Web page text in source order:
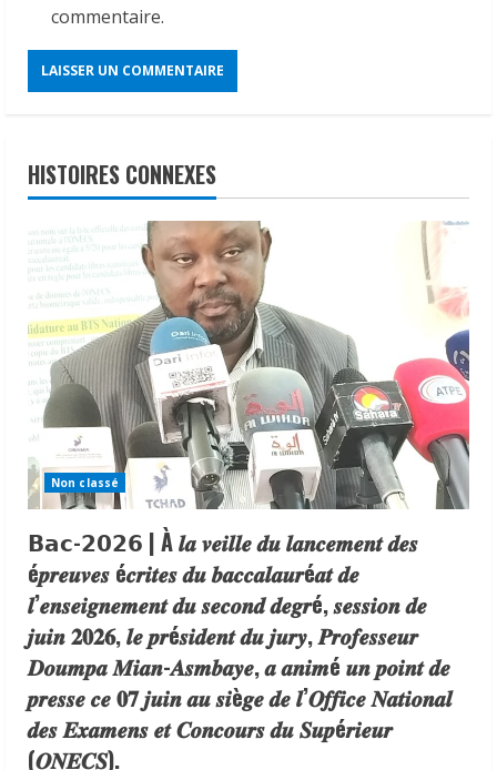
commentaire.
HISTOIRES CONNEXES
Non classé
𝗕𝗮𝗰-𝟮𝟬𝟮𝟲 | À 𝒍𝒂 𝒗𝒆𝒊𝒍𝒍𝒆 𝒅𝒖 𝒍𝒂𝒏𝒄𝒆𝒎𝒆𝒏𝒕 𝒅𝒆𝒔
é𝒑𝒓𝒆𝒖𝒗𝒆𝒔 é𝒄𝒓𝒊𝒕𝒆𝒔 𝒅𝒖 𝒃𝒂𝒄𝒄𝒂𝒍𝒂𝒖𝒓é𝒂𝒕 𝒅𝒆
𝒍’𝒆𝒏𝒔𝒆𝒊𝒈𝒏𝒆𝒎𝒆𝒏𝒕 𝒅𝒖 𝒔𝒆𝒄𝒐𝒏𝒅 𝒅𝒆𝒈𝒓é, 𝒔𝒆𝒔𝒔𝒊𝒐𝒏 𝒅𝒆
𝒋𝒖𝒊𝒏 𝟐𝟎𝟐𝟔, 𝒍𝒆 𝒑𝒓é𝒔𝒊𝒅𝒆𝒏𝒕 𝒅𝒖 𝒋𝒖𝒓𝒚, 𝑷𝒓𝒐𝒇𝒆𝒔𝒔𝒆𝒖𝒓
𝑫𝒐𝒖𝒎𝒑𝒂 𝑴𝒊𝒂𝒏-𝑨𝒔𝒎𝒃𝒂𝒚𝒆, 𝒂 𝒂𝒏𝒊𝒎é 𝒖𝒏 𝒑𝒐𝒊𝒏𝒕 𝒅𝒆
𝒑𝒓𝒆𝒔𝒔𝒆 𝒄𝒆 𝟎𝟕 𝒋𝒖𝒊𝒏 𝒂𝒖 𝒔𝒊è𝒈𝒆 𝒅𝒆 𝒍’𝑶𝒇𝒇𝒊𝒄𝒆 𝑵𝒂𝒕𝒊𝒐𝒏𝒂𝒍
𝒅𝒆𝒔 𝑬𝒙𝒂𝒎𝒆𝒏𝒔 𝒆𝒕 𝑪𝒐𝒏𝒄𝒐𝒖𝒓𝒔 𝒅𝒖 𝑺𝒖𝒑é𝒓𝒊𝒆𝒖𝒓
(𝑶𝑵𝑬𝑪𝑺).